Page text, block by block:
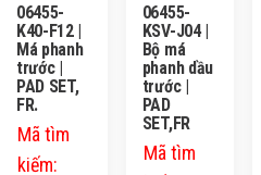
06455-
K40-F12 |
Má phanh
trước |
PAD SET,
FR.
Mã tìm
kiếm:
06455-
KSV-J04 |
Bộ má
phanh dầu
trước |
PAD
SET,FR
Mã tìm